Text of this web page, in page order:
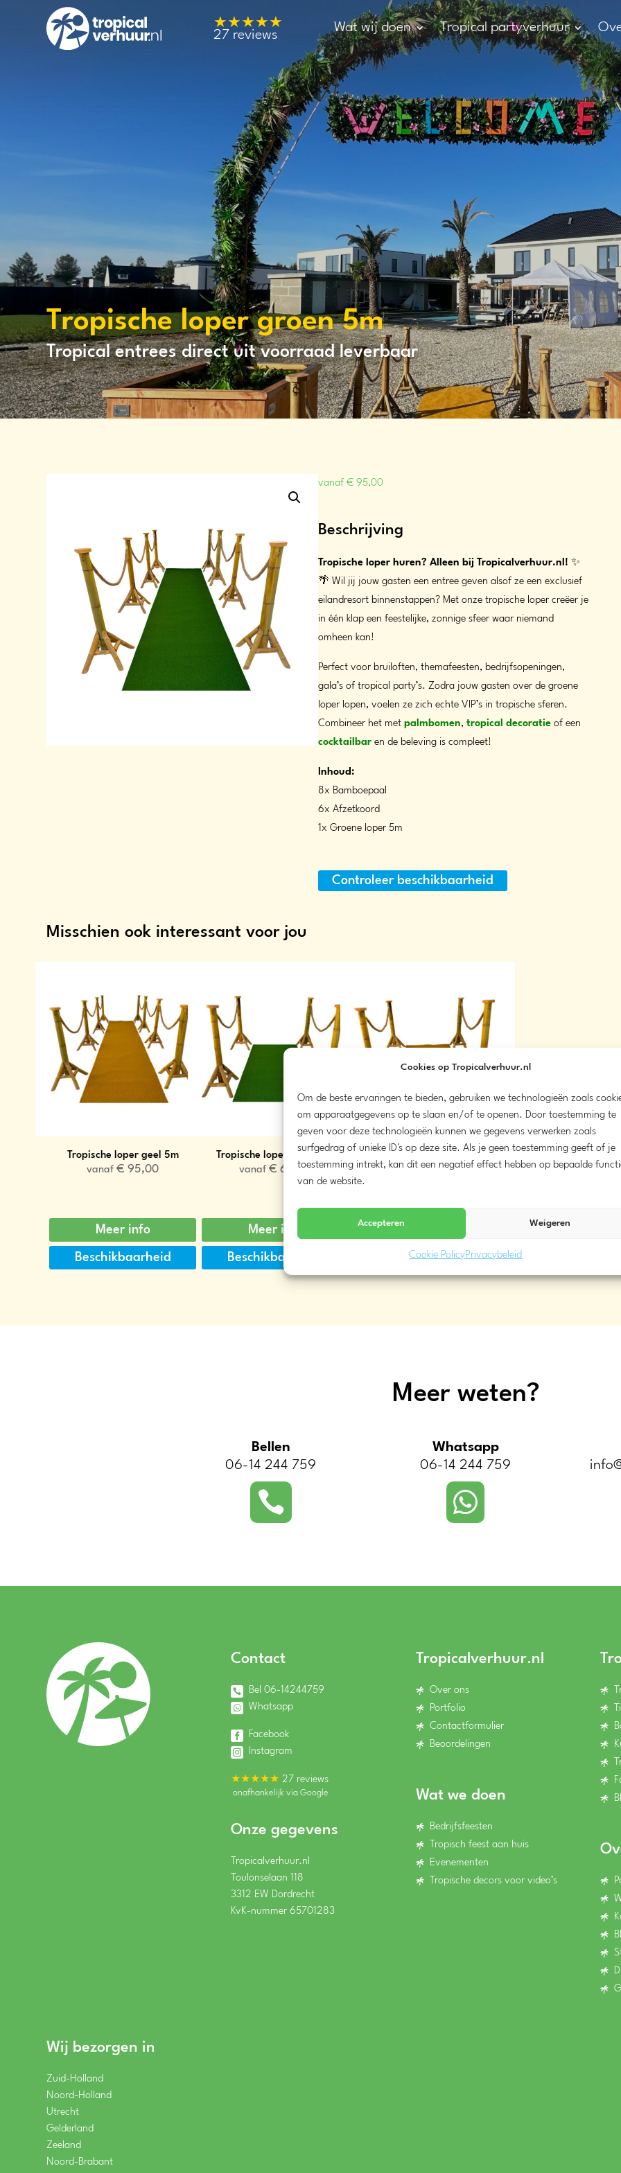
Cookies op Tropicalverhuur.nl
Om de beste ervaringen te bieden, gebruiken we technologieën zoals
om apparaatgegevens op te slaan en/of te openen. Door toestemming te
geven voor deze technologieën kunnen we gegevens verwerken zoals
surfgedrag of unieke ID's op deze site. Als je geen toestemming geeft of je
toestemming intrekt, kan dit een negatief effect hebben op bepaalde
van de website.
Accepteren Weigeren
Cookie PolicyPrivacybeleid
★★★★★
27 reviews
Wat wij doen Tropical partyverhuur
Tropische loper groen 5m
Tropical entrees direct uit voorraad leverbaar
vanaf € 95,00
Beschrijving
Tropische loper huren? Alleen bij Tropicalverhuur.nl! ✨
🌴 Wil jij jouw gasten een entree geven alsof ze een exclusief
eilandresort binnenstappen? Met onze tropische loper creëer je
in één klap een feestelijke, zonnige sfeer waar niemand
omheen kan!
Perfect voor bruiloften, themafeesten, bedrijfsopeningen,
gala’s of tropical party’s. Zodra jouw gasten over de groene
loper lopen, voelen ze zich echte VIP’s in tropische sferen.
Combineer het metpalmbomen,tropical decoratie of een
cocktailbar en de beleving is compleet!
Inhoud:
8x Bamboepaal
6x Afzetkoord
1x Groene loper 5m
Controleer beschikbaarheid
Misschien ook interessant voor jou
Tropische loper geel 5m
vanaf € 95,00
Meer info
Beschikbaarheid
Tropische loper groen 2m
vanaf € 60,00
Meer info
Beschikbaarheid
Tropische loper geel 2m
vanaf € 60,00
Meer info
Beschikbaarheid
Meer weten?
Bellen
06-14 244 759

Whatsapp
06-14 244 759

Contact
Bel 06-14244759
Whatsapp
Facebook
Instagram
★★★★★ 27 reviews
onafhankelijk via Google
Onze gegevens
Tropicalverhuur.nl
Toulonselaan 118
3312 EW Dordrecht
KvK-nummer 65701283
Tropicalverhuur.nl
Over ons
Portfolio
Contactformulier
Beoordelingen
Wat we doen
Bedrijfsfeesten
Tropisch feest aan huis
Evenementen
Tropische decors voor video’s
Wij bezorgen in
Zuid-Holland
Noord-Holland
Utrecht
Gelderland
Zeeland
Noord-Brabant